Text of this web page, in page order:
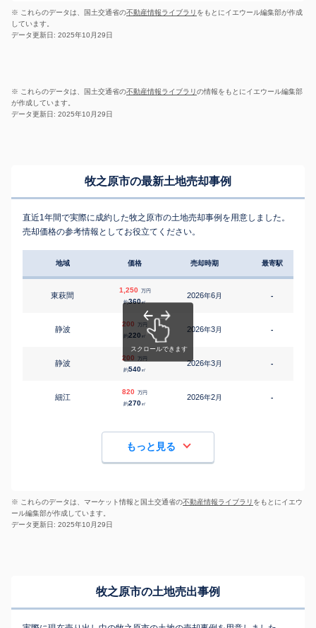
※ これらのデータは、国土交通省の不動産情報ライブラリ をもとにイエウール編集部が作成
しています。
データ更新日: 2025年10月29日
※ これらのデータは、国土交通省の不動産情報ライブラリの情報をもとにイエウール編集部
が作成しています。
データ更新日: 2025年10月29日
牧之原市の最新土地売却事例
直近1年間で実際に成約した牧之原市の土地売却事例を用意しました。
売却価格の参考情報としてお役立てください。
地域 価格 売却時期 最寄駅
東萩間
1,250 万円
約360㎡
2026年6月 -
静波
200 万円
約220 ㎡
2026年3月 -
静波
200 万円
約540㎡
2026年3月 -
細江
820 万円
約270㎡
2026年2月 -
もっと見る
※ これらのデータは、マーケット情報と国土交通省の不動産情報ライブラリ をもとにイエウ
ール編集部が作成しています。
データ更新日: 2025年10月29日
牧之原市の土地売出事例